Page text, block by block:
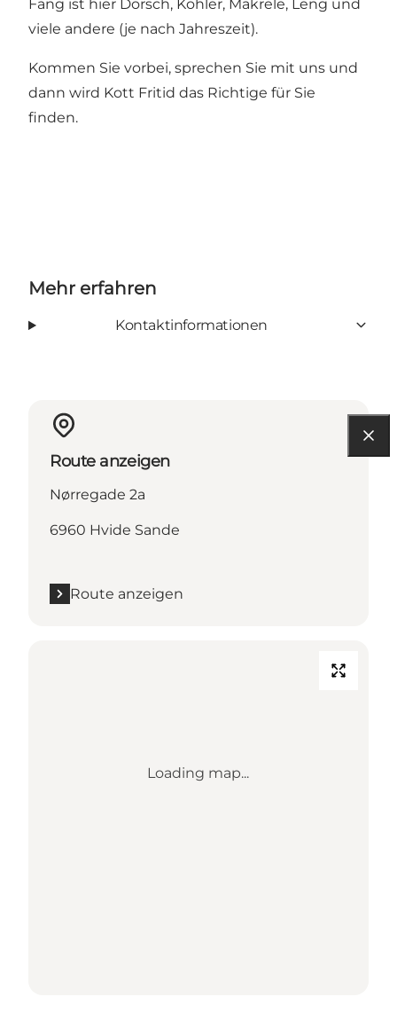
Fang ist hier Dorsch, Köhler, Makrele, Leng und
viele andere (je nach Jahreszeit).
Kommen Sie vorbei, sprechen Sie mit uns und
dann wird Kott Fritid das Richtige für Sie
finden.
Mehr erfahren
Kontaktinformationen
Route anzeigen
Nørregade 2a
6960 Hvide Sande
Route anzeigen
Loading map...